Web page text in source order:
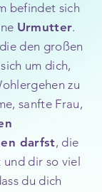
befindet sich
Urmutter.
den großen
um dich,
zu
sanfte Frau,
darfst, die
dir so viel
du dich